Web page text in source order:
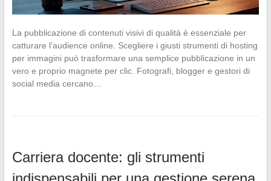
La pubblicazione di contenuti visivi di qualità è essenziale per
catturare l’audience online. Scegliere i giusti strumenti di hosting
per immagini può trasformare una semplice pubblicazione in un
vero e proprio magnete per clic. Fotografi, blogger e gestori di
social media cercano…
Carriera docente: gli strumenti